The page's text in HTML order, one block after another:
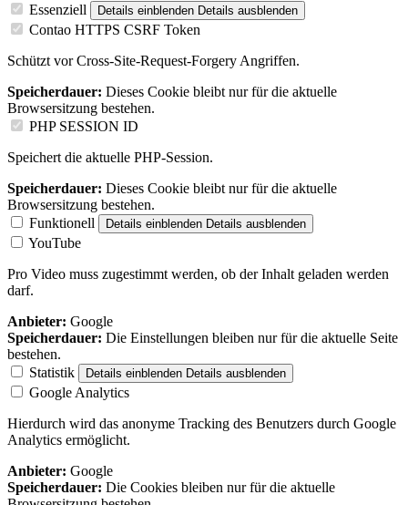
Essenziell Details einblenden Details ausblenden
Contao HTTPS CSRF Token
Schützt vor Cross-Site-Request-Forgery Angriffen.
Speicherdauer: Dieses Cookie bleibt nur für die aktuelle
Browsersitzung bestehen.
PHP SESSION ID
Speichert die aktuelle PHP-Session.
Speicherdauer: Dieses Cookie bleibt nur für die aktuelle
Browsersitzung bestehen.
Funktionell
Details einblenden Details ausblenden
YouTube
Pro Video muss zugestimmt werden, ob der Inhalt geladen werden
darf.
Anbieter: Google
Speicherdauer: Die Einstellungen bleiben nur für die aktuelle Seite
bestehen.
Statistik
Details einblenden Details ausblenden
Google Analytics
Hierdurch wird das anonyme Tracking des Benutzers durch Google
Analytics ermöglicht.
Anbieter: Google
Speicherdauer: Die Cookies bleiben nur für die aktuelle